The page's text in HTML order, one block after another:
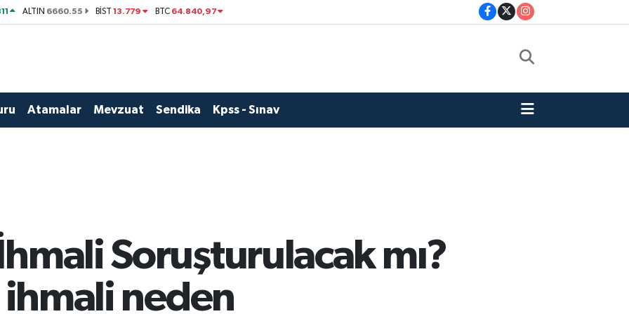
ALTIN 6660.55 BİST13.779 BTC 64.840,97
Atamalar Mevzuat Sendika Kpss - Sınav
Soruşturulacak mı?
neden